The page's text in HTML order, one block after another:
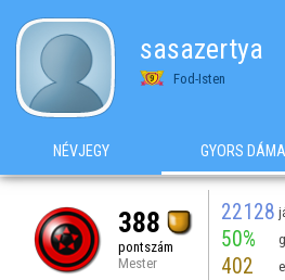
sasazertya
Fod-Isten
NÉVJEGY GYORS DÁMA
388
pontszám
Mester
22128
50%
402